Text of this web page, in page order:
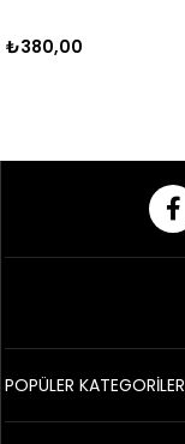
₺380,00
POPÜLER KATEGORİLER